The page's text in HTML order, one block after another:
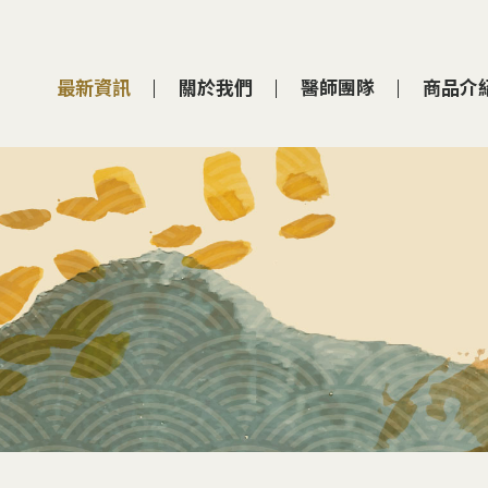
最新資訊 關於我們 醫師團隊 商品介